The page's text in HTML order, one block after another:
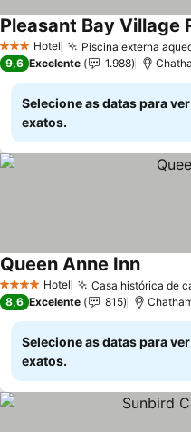
3 EstrelasHotel Piscina externa
Pleasant Bay Village
9,6 Excelente 1.988
Selecione as datas para
exatos.
4 EstrelasHotel Casa histórica de
Queen Anne InnVer
8,6 Excelente 815
Selecione as datas para
exatos.